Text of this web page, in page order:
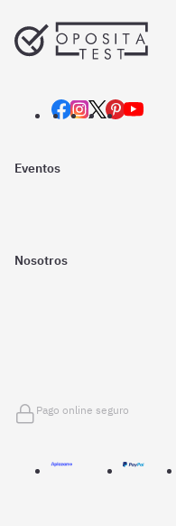
Eventos
Nosotros
Pago online seguro